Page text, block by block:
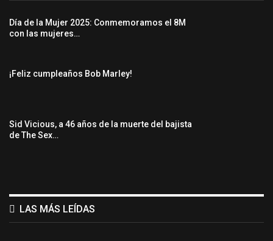
Día de la Mujer 2025: Conmemoramos el 8M
con las mujeres…
¡Feliz cumpleaños Bob Marley!
Sid Vicious, a 46 años de la muerte del bajista
de The Sex…
LAS MÁS LEÍDAS